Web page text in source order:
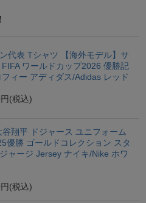
代表 Tシャツ 【海外モデル】サ
FIFA ワールドカップ2026 優勝記
ィー アディダス/Adidas レッド
(税込)
谷翔平 ドジャース ユニフォーム
優勝 ゴールドコレクション スタ
ャージ Jersey ナイキ/Nike ホワ
(税込)